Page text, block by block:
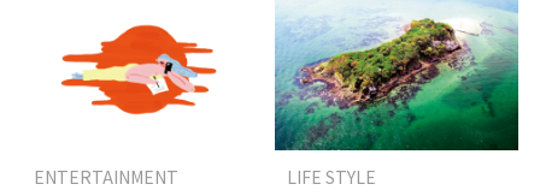
ENTERTAINMENT LIFE STYLE